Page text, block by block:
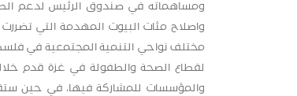
ومساهماته في صندوق الرئيس لدعم
واصلاح مئات البيوت المهدمة التي
والمؤسسات للمشاركة فيها، في حين